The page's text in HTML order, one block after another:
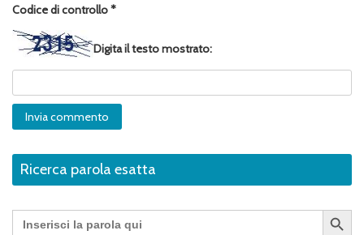
Codice di controllo*
Digita il testo mostrato:
Ricerca parola esatta
Search
for:
Search Button